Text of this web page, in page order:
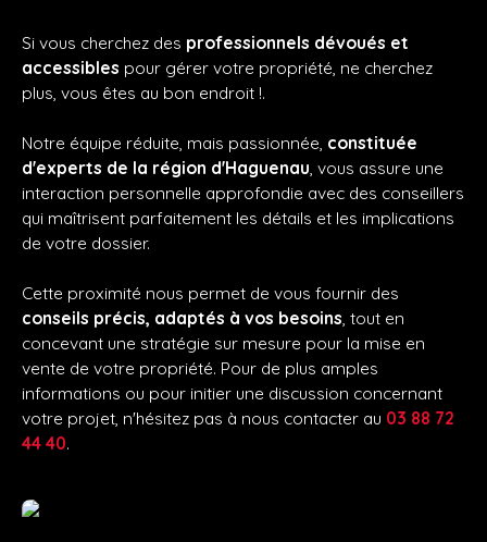
Si vous cherchez des professionnels dévoués et
accessibles pour gérer votre propriété, ne cherchez
plus, vous êtes au bon endroit !.
Notre équipe réduite, mais passionnée, constituée
d'experts de la région d'Haguenau , vous assure une
interaction personnelle approfondie avec des conseillers
qui maîtrisent parfaitement les détails et les implications
de votre dossier.
Cette proximité nous permet de vous fournir des
conseils précis, adaptés à vos besoins , tout en
concevant une stratégie sur mesure pour la mise en
vente de votre propriété. Pour de plus amples
informations ou pour initier une discussion concernant
votre projet, n'hésitez pas à nous contacter au 03 88 72
44 40.